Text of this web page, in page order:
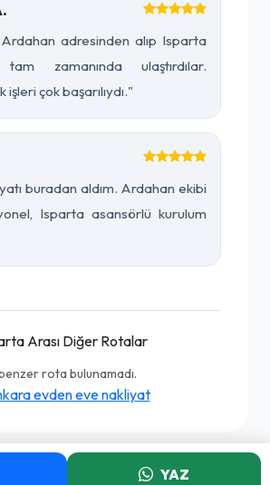
Ardahan adresinden alıp Isparta
zamanında ulaştırdılar.
çok başarılıydı."
buradan aldım. Ardahan ekibi
Isparta asansörlü kurulum
Arası Diğer Rotalar
rota bulunamadı.
evden eve nakliyat
YAZ